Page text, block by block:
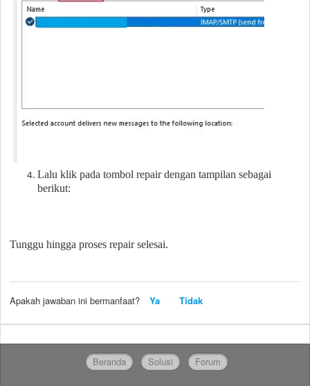
Lalu klik pada tombol repair dengan tampilan sebagai
berikut:
Tunggu hingga proses repair selesai.
Apakah jawaban ini bermanfaat? Ya Tidak
Beranda Solusi Forum